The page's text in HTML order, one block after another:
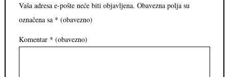
Vaša adresa e-pošte neće biti objavljena. Obavezna polja su
označena sa * (obavezno)
Komentar * (obavezno)